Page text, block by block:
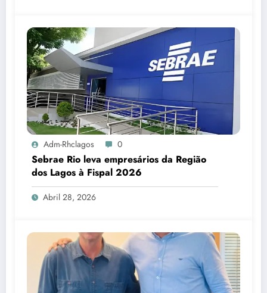
Adm-Rhclagos 0
Sebrae Rio leva empresários da Região
dos Lagos à Fispal 2026
Abril 28, 2026